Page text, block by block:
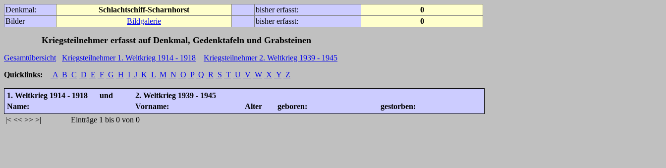
Denkmal: Schlachtschiff-Scharnhorst bisher erfasst:
0
Bilder
Bildgalerie bisher erfasst: 0
Kriegsteilnehmer erfasst auf Denkmal, Gedenktafeln und Grabsteinen
Gesamtübersicht Kriegsteilnehmer 1. Weltkrieg 1914 - 1918
Kriegsteilnehmer 2. Weltkrieg 1939 - 1945
Quicklinks:
A B C D E F G H I J K L M N O P Q R S T U V W X Y Z
1. Weltkrieg 1914 - 1918 und
2. Weltkrieg 1939 - 1945
Name:
Vorname: Alter geboren:
gestorben:
|< << >> >| Einträge 1 bis 0 von 0